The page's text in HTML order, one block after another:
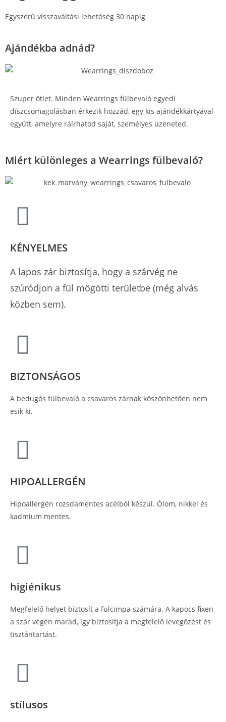
Egyszerű visszaváltási lehetőség 30 napig
Ajándékba adnád?
Szuper ötlet. Minden Wearrings fülbevaló egyedi
díszcsomagolásban érkezik hozzád, egy kis ajándékkártyával
együtt, amelyre ráírhatod saját, személyes üzeneted.
Miért különleges a Wearrings fülbevaló?
KÉNYELMES
A lapos zár biztosítja, hogy a szárvég ne
szúródjon a fül mögötti területbe (még alvás
közben sem).
BIZTONSÁGOS
A bedugós fülbevaló a csavaros zárnak köszönhetően nem
esik ki.
HIPOALLERGÉN
Hipoallergén rozsdamentes acélból készül. Ólom, nikkel és
kadmium mentes.
higiénikus
Megfelelő helyet biztosít a fülcimpa számára. A kapocs fixen
a szár végén marad, így biztosítja a megfelelő levegőzést és
tisztántartást.
stílusos